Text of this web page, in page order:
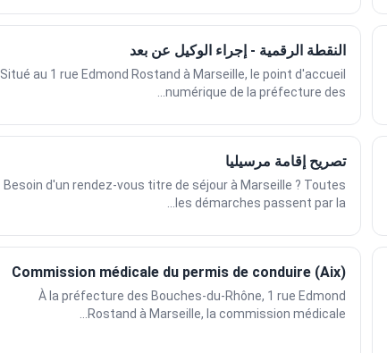
النقطة الرقمية - إجراء الوكيل عن بعد
Situé au 1 rue Edmond Rostand à Marseille, le point d'accueil
numérique de la préfecture des...
تصريح إقامة مرسيليا
Besoin d'un rendez-vous titre de séjour à Marseille ? Toutes
les démarches passent par la...
Commission médicale du permis de conduire (Aix)
À la préfecture des Bouches-du-Rhône, 1 rue Edmond
Rostand à Marseille, la commission médicale...